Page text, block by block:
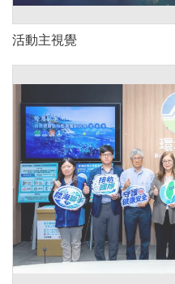
活動主視覺